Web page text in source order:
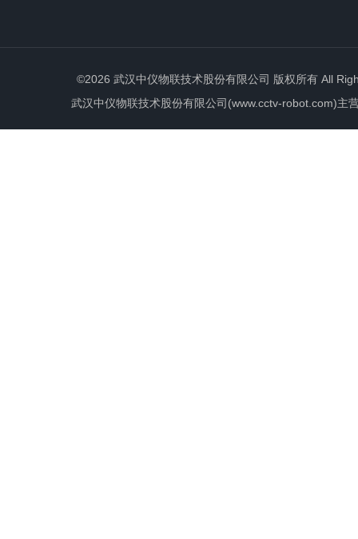
©2026 武汉中仪物联技术股份有限公司 版权所有 All
武汉中仪物联技术股份有限公司(www.cctv-robot.com)主